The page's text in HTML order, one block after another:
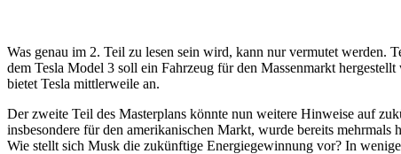
Was genau im 2. Teil zu lesen sein wird, kann nur vermutet werden.
dem Tesla Model 3 soll ein Fahrzeug für den Massenmarkt
bietet Tesla mittlerweile an.
Der zweite Teil des Masterplans könnte nun weitere Hinweise auf
insbesondere für den amerikanischen Markt, wurde bereits
Wie stellt sich Musk die zukünftige Energiegewinnung vor? In